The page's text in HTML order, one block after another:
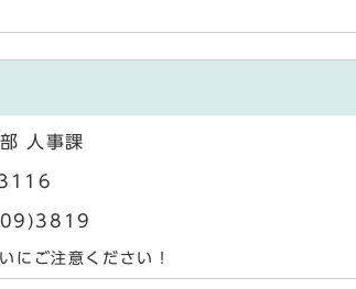
人事課
にご注意ください！